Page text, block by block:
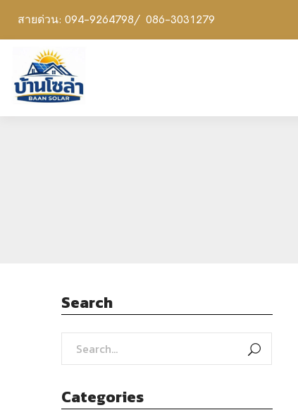
สายด่วน: 094-9264798/ 086-3031279
Search
Categories